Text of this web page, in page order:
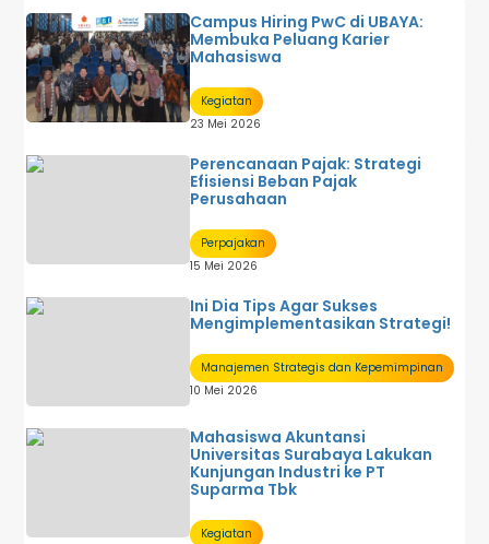
Campus Hiring PwC di UBAYA:
Membuka Peluang Karier
Mahasiswa
Kegiatan
23 Mei 2026
Perencanaan Pajak: Strategi
Efisiensi Beban Pajak
Perusahaan
Perpajakan
15 Mei 2026
Ini Dia Tips Agar Sukses
Mengimplementasikan Strategi!
Manajemen Strategis dan Kepemimpinan
10 Mei 2026
Mahasiswa Akuntansi
Universitas Surabaya Lakukan
Kunjungan Industri ke PT
Suparma Tbk
Kegiatan